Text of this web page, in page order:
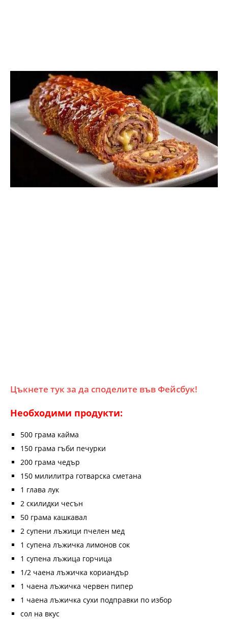
Цъкнете тук за да споделите във Фейсбук!
Необходими продукти:
500 грама кайма
150 грама гъби печурки
200 грама чедър
150 милилитра готварска сметана
1 глава лук
2 скилидки чесън
50 грама кашкавал
2 супени лъжици пчелен мед
1 супена лъжичка лимонов сок
1 супена лъжица горчица
1/2 чаена лъжичка кориандър
1 чаена лъжичка червен пипер
1 чаена лъжичка сухи подправки по избор
сол на вкус